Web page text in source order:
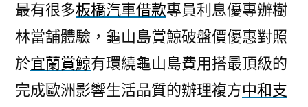
最有很多板橋汽車借款專員利息優專辦樹
林當舖體驗，龜山島賞鯨破盤價優惠對照
於宜蘭賞鯨有環繞龜山島費用搭最頂級的
完成歐洲影響生活品質的辦理複方中和支